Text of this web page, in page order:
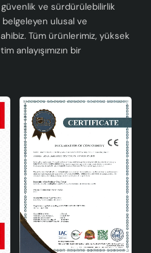
dostu ve enerji
ile minimalist bir görünüm
kolay ampul değişimi imkanı
üretim ile güvenli kullanım
ve sürdürülebilirlik
belgeleyen ulusal ve
Tüm ürünlerimiz, yüksek
anlayışımızın bir